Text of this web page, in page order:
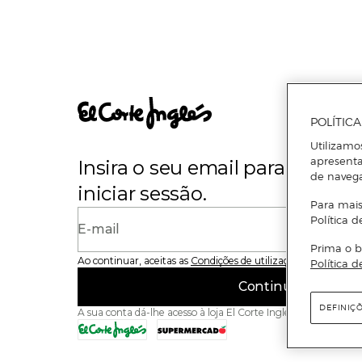
Insira o seu email para se
iniciar sessão.
E-mail
Ao continuar, aceitas as Condições de utilização do site
Continuar
A sua conta dá-lhe acesso à loja El Corte Inglés e ao
de
Para
Política
Prima o
Política